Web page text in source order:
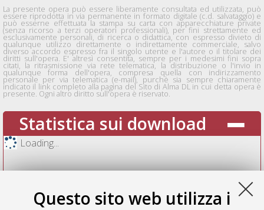
Questo sito web utilizza i
La presente opera può essere liberamente consultata ed utilizzata, può
essere riprodotta in via permanente in formato digitale (c.d. salvataggio) e
può esserne effettuata la stampa su carta con apparecchiature private
(senza ricorso a terzi operatori professionali), per fini strettamente ed
esclusivamente personali, di ricerca o didattica, con espresso divieto di
qualunque utilizzo direttamente o indirettamente commerciale, salvo
diverso accordo espresso fra il singolo utente e l'autore o il titolare dei
diritti sull'opera. E' altresì consentita, sempre per i medesimi fini sopra
citati, la ritrasmissione via rete telematica, la distribuzione o l'invio in
qualunque forma dell'opera, compresa quella con indirizzamento
personale per via telematica (e-mail), purchè sia sempre chiaramente
indicato il link completo alla pagina del Sito di Alma DL in cui detta opera è
presente. Ogni altro diritto sull'opera è riservato.
Statistica sui download
Loading...